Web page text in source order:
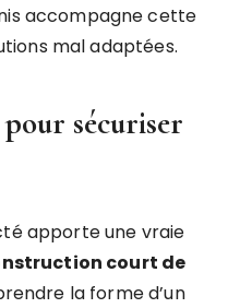
accompagne cette
mal adaptées.
sécuriser
apporte une vraie
court de
la forme d’un